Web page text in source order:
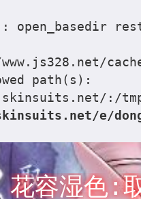
path(s):
:/
e/
花容湿色: